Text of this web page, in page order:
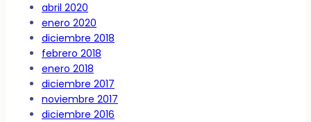
abril 2020
enero 2020
diciembre 2018
febrero 2018
enero 2018
diciembre 2017
noviembre 2017
diciembre 2016